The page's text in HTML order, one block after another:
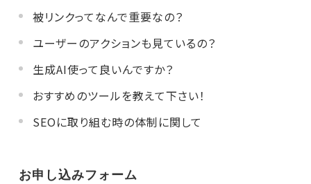
被リンクってなんで重要なの？
ユーザーのアクションも見ているの？
生成AI使って良いんですか？
おすすめのツールを教えて下さい！
SEOに取り組む時の体制に関して
お申し込みフォーム